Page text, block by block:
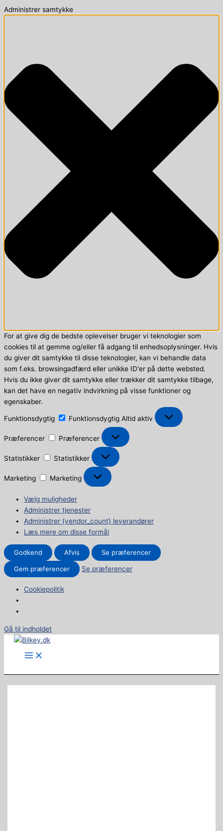
Administrer samtykke
For at give dig de bedste oplevelser bruger vi teknologier som
cookies til at gemme og/eller få adgang til enhedsoplysninger. Hvis
du giver dit samtykke til disse teknologier, kan vi behandle data
som f.eks. browsingadfærd eller unikke ID'er på dette websted.
Hvis du ikke giver dit samtykke eller trækker dit samtykke tilbage,
kan det have en negativ indvirkning på visse funktioner og
egenskaber.
Funktionsdygtig Funktionsdygtig Altid aktiv
Præferencer Præferencer
Statistikker Statistikker
Marketing Marketing
Vælg muligheder
Administrer tjenester
Administrer {vendor_count} leverandører
Læs mere om disse formål
Godkend Afvis Se præferencer
Gem præferencer Se præferencer
Cookiepolitik
Gå til indholdet